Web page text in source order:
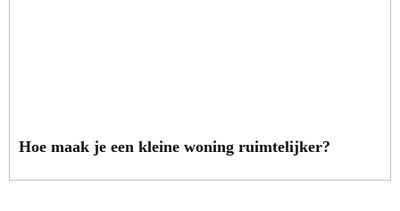
Hoe maak je een kleine woning ruimtelijker?